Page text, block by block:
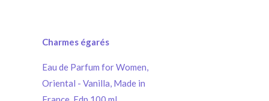
Charmes égarés
Eau de Parfum for Women,
Oriental - Vanilla, Made in